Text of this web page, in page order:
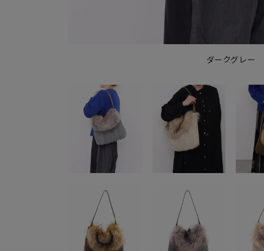
ダークグレー